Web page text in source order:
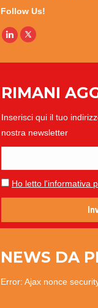
Follow Us!
Linkedin
RIMANI
Inserisci qui il tuo
nostra newsletter
Ho letto l'informativa
NEWS DA
Error: Ajax nonce